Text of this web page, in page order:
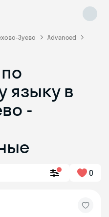
Зуево
Advanced
языку в
-
0